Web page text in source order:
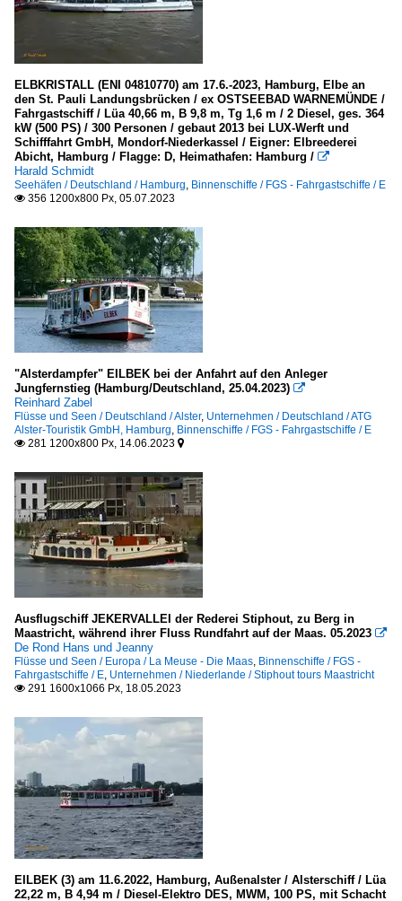
ELBKRISTALL (ENI 04810770) am 17.6.-2023, Hamburg, Elbe an
den St. Pauli Landungsbrücken / ex OSTSEEBAD WARNEMÜNDE /
Fahrgastschiff / Lüa 40,66 m, B 9,8 m, Tg 1,6 m / 2 Diesel, ges. 364
kW (500 PS) / 300 Personen / gebaut 2013 bei LUX-Werft und
Schifffahrt GmbH, Mondorf-Niederkassel / Eigner: Elbreederei
Abicht, Hamburg / Flagge: D, Heimathafen: Hamburg / 
Harald Schmidt
Seehäfen / Deutschland / Hamburg, Binnenschiffe / FGS - Fahrgastschiffe / E
 356 1200x800 Px, 05.07.2023
"Alsterdampfer" EILBEK bei der Anfahrt auf den Anleger
Jungfernstieg (Hamburg/Deutschland, 25.04.2023) 
Reinhard Zabel
Flüsse und Seen / Deutschland / Alster, Unternehmen / Deutschland / ATG
Alster-Touristik GmbH, Hamburg, Binnenschiffe / FGS - Fahrgastschiffe / E
 281 1200x800 Px, 14.06.2023 
Ausflugschiff JEKERVALLEI der Rederei Stiphout, zu Berg in
Maastricht, während ihrer Fluss Rundfahrt auf der Maas. 05.2023 
De Rond Hans und Jeanny
Flüsse und Seen / Europa / La Meuse - Die Maas, Binnenschiffe / FGS -
Fahrgastschiffe / E, Unternehmen / Niederlande / Stiphout tours Maastricht
 291 1600x1066 Px, 18.05.2023
EILBEK (3) am 11.6.2022, Hamburg, Außenalster / Alsterschiff / Lüa
22,22 m, B 4,94 m / Diesel-Elektro DES, MWM, 100 PS, mit Schacht